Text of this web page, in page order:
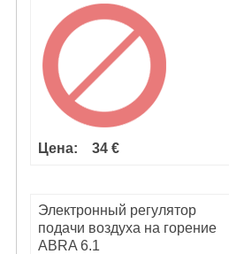
Цена: 34 €
Электронный регулятор
подачи воздуха на горение
ABRA 6.1